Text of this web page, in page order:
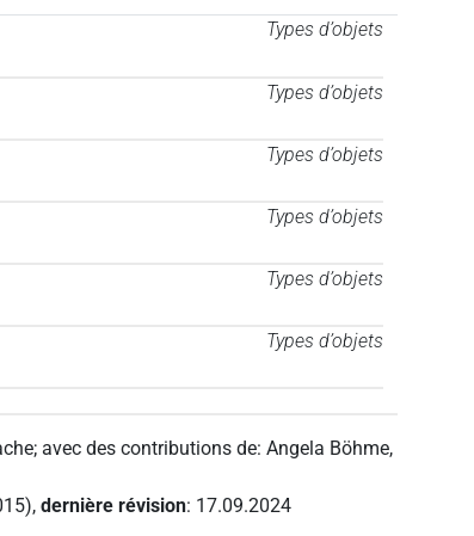
Types d’objets
Types d’objets
Types d’objets
Types d’objets
Types d’objets
Types d’objets
;avec des contributions de:Angela Böhme,
,dernière révision: 17.09.2024